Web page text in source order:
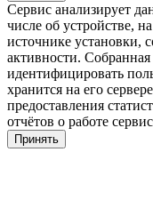
Сервис анализирует
числе об устройстве,
источнике установки,
активности.
идентифицировать
хранится на его
предоставления
отчётов о работе
Принять